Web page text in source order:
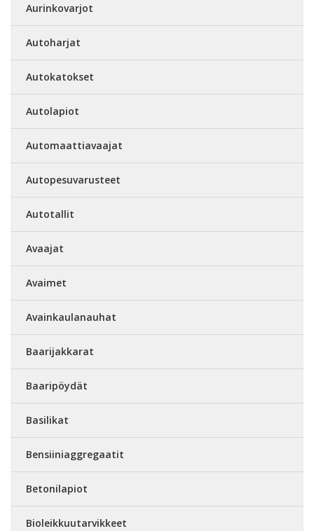
Aurinkovarjot
Autoharjat
Autokatokset
Autolapiot
Automaattiavaajat
Autopesuvarusteet
Autotallit
Avaajat
Avaimet
Avainkaulanauhat
Baarijakkarat
Baaripöydät
Basilikat
Bensiiniaggregaatit
Betonilapiot
Bioleikkuutarvikkeet